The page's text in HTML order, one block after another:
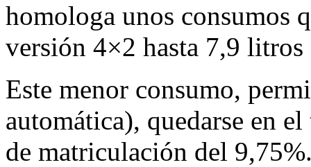
homologa unos consumos
versión 4×2 hasta 7,9
Este menor consumo,
automática), quedarse en
de matriculación del